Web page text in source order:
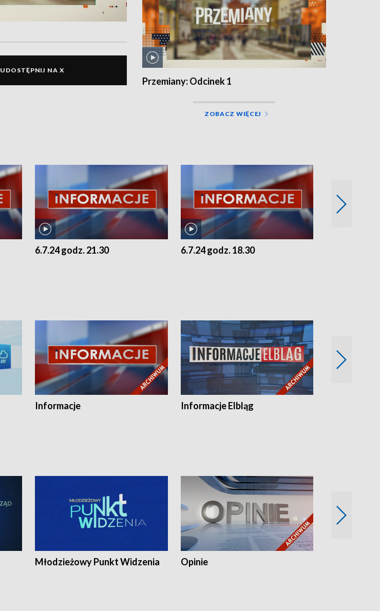
UDOSTĘPNIJ NA X
Przemiany: Odcinek 1
ZOBACZ WIĘCEJ
6.7.24 godz. 21.30 6.7.24 godz. 18.30
Informacje Informacje Elbląg
Młodzieżowy Punkt Widzenia Opinie